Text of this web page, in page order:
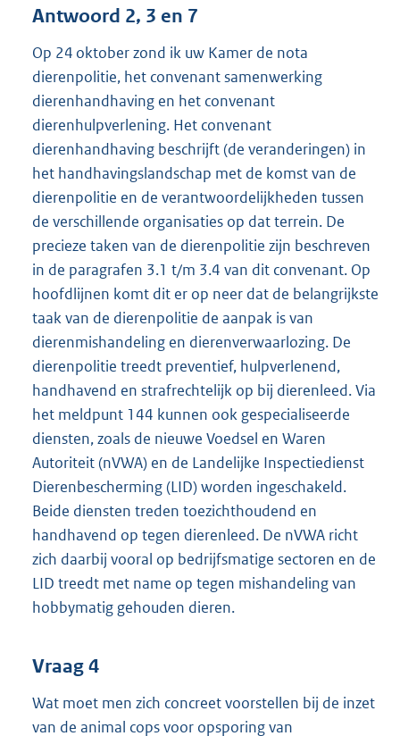
Antwoord 2, 3 en 7
Op 24 oktober zond ik uw Kamer de nota
dierenpolitie, het convenant samenwerking
dierenhandhaving en het convenant
dierenhulpverlening. Het convenant
dierenhandhaving beschrijft (de veranderingen) in
het handhavingslandschap met de komst van de
dierenpolitie en de verantwoordelijkheden tussen
de verschillende organisaties op dat terrein. De
precieze taken van de dierenpolitie zijn beschreven
in de paragrafen 3.1 t/m 3.4 van dit convenant. Op
hoofdlijnen komt dit er op neer dat de belangrijkste
taak van de dierenpolitie de aanpak is van
dierenmishandeling en dierenverwaarlozing. De
dierenpolitie treedt preventief, hulpverlenend,
handhavend en strafrechtelijk op bij dierenleed. Via
het meldpunt 144 kunnen ook gespecialiseerde
diensten, zoals de nieuwe Voedsel en Waren
Autoriteit (nVWA) en de Landelijke Inspectiedienst
Dierenbescherming (LID) worden ingeschakeld.
Beide diensten treden toezichthoudend en
handhavend op tegen dierenleed. De nVWA richt
zich daarbij vooral op bedrijfsmatige sectoren en de
LID treedt met name op tegen mishandeling van
hobbymatig gehouden dieren.
Vraag 4
Wat moet men zich concreet voorstellen bij de inzet
van de animal cops voor opsporing van